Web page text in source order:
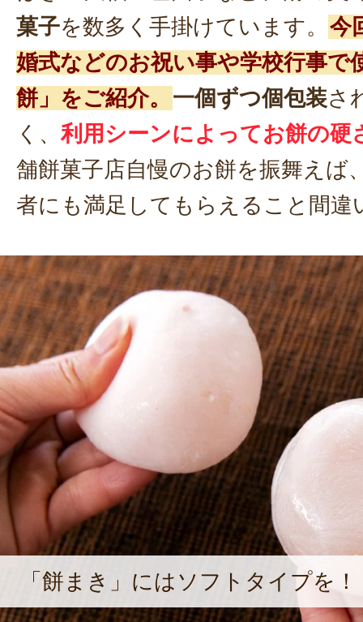
菓子を数多く手掛けています。 今
婚式などのお祝い事や学校行事で
餅」をご紹介。 一個ずつ個包装さ
く、利用シーンによってお餅の硬
舗餅菓子店自慢のお餅を振舞えば
者にも満足してもらえること間違
「餅まき」にはソフトタイプを！